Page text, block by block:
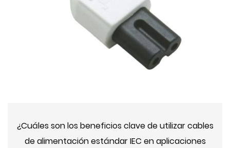
¿Cuáles son los beneficios clave de utilizar cables
de alimentación estándar IEC en aplicaciones